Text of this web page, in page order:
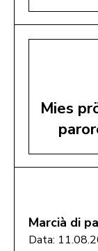
Mies
Marcià di
Data: